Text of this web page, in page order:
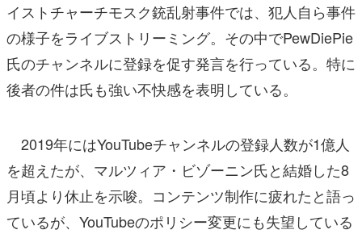
イストチャーチモスク銃乱射事件では、犯人自ら事件
の様子をライブストリーミング。その中でPewDiePie
氏のチャンネルに登録を促す発言を行っている。特に
後者の件は氏も強い不快感を表明している。
2019年にはYouTubeチャンネルの登録人数が1億人
を超えたが、マルツィア・ビゾーニン氏と結婚した8
月頃より休止を示唆。コンテンツ制作に疲れたと語っ
ているが、YouTubeのポリシー変更にも失望している